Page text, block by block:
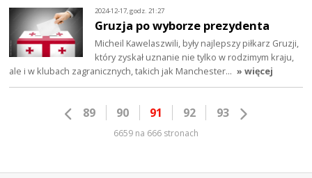
2024-12-17, godz. 21:27
Gruzja po wyborze prezydenta
Micheil Kawelaszwili, były najlepszy piłkarz Gruzji,
który zyskał uznanie nie tylko w rodzimym kraju,
ale i w klubach zagranicznych, takich jak Manchester… » więcej
89 90 91 92 93
6659 na 666 stronach